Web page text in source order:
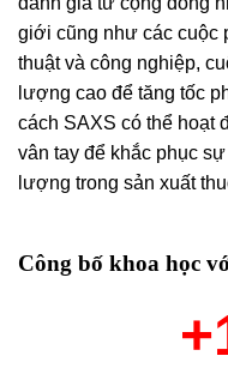
giới cũng như các cuộc
thuật và công nghiệp,
lượng cao để tăng tốc
cách SAXS có thể hoạt
vân tay để khắc phục
lượng trong sản xuất
Công bố khoa học